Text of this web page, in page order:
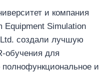
и компания
Equipment Simulation
создали лучшую
обучения для
и